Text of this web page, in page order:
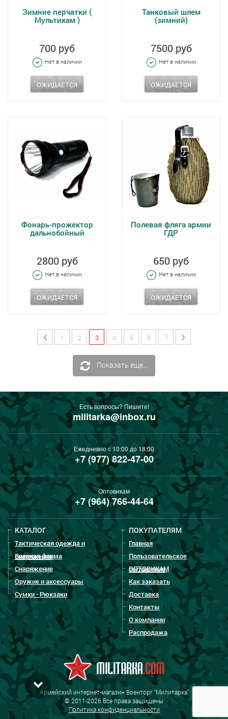
Зимние перчатки (
Мультикам )
700 руб
Нет в наличии
ОЖИДАЕТСЯ
Танковый шлем
(зимний)
7500 руб
Нет в наличии
ОЖИДАЕТСЯ
Фонарь-прожектор
дальнобойный
2800 руб
Нет в наличии
ОЖИДАЕТСЯ
Полевая фляга армии
ГДР
650 руб
Нет в наличии
ОЖИДАЕТСЯ
1 2 3 4 5 6 7
Показать еще...
Есть вопросы? Пишите!
militarka@inbox.ru
Ежедневно с 10:00 до 18:00
+7 (977) 822-47-00
Оптовикам
+7 (964) 766-44-64
КАТАЛОГ
Тактическая одежда и
снаряжение
Военная форма
Снаряжение
Оружие и аксессуары
Сумки - Рюкзаки
ПОКУПАТЕЛЯМ
Главная
Пользовательское
соглашение
ОПТОВИКАМ
Как заказать
Доставка
Контакты
О компании
Распродажа
Армейский интернет-магазин Военторг "Милитарка"
© 2011-2026 Все права защищены
Политика конфиденциальности